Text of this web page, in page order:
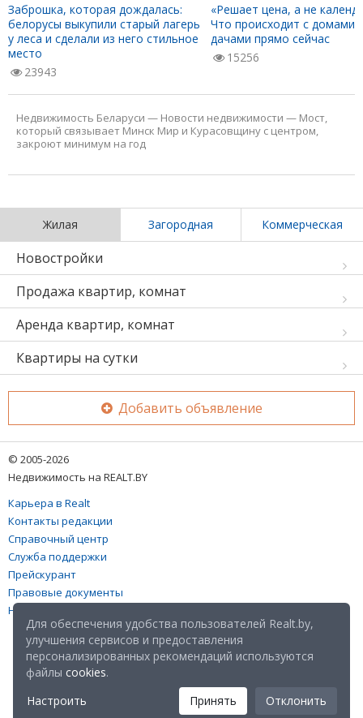
Заброшка, которая дождалась:
белорусы выкупили старый лагерь
у леса и сделали из него стильное
место
23943
«Решает цена, а не
Что происходит с домами
дачами прямо сейчас
15256
Недвижимость Беларуси — Новости недвижимости — Мост,
который связывает Минск Мир и Курасовщину с центром,
закроют минимум на год
Жилая Загородная Коммерческая
Новостройки
Продажа квартир, комнат
Аренда квартир, комнат
Квартиры на сутки
Добавить объявление
© 2005-2026
Недвижимость на REALT.BY
Карьера в Realt
Контакты редакции
Справочный центр
Служба поддержки
Прейскурант
Правовые документы
Настройка файлов cookies
Для обеспечения удобства пользователей Realt.by,
улучшения сервисов и предоставления
персонализированных рекомендаций используются
файлы cookies.
Настроить
Принять Отклонить